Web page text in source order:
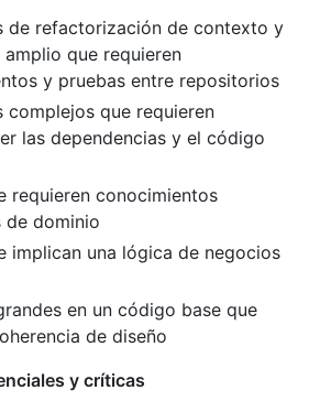
de refactorización de contexto y
que requieren
y pruebas entre repositorios
complejos que requieren
las dependencias y el código
requieren conocimientos
de dominio
implican una lógica de negocios
en un código base que
de diseño
y críticas